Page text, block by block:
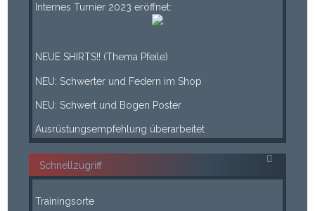
Internes Turnier 2023 eröffnet:
NEUE SHIRTS!! (Thema Pfeile)
NEU: Schwerter und Federn im Shop
NEU: Schwert und Bogen Poster
Ausrüstungsempfehlung überarbeitet
Schnellzugriff
Trainingsorte